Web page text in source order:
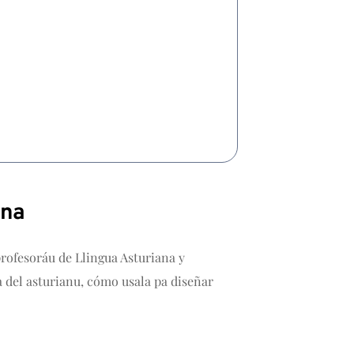
de Llingua Asturiana y
asturianu, cómo usala pa diseñar